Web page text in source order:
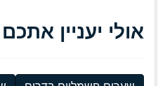
אולי יעניין